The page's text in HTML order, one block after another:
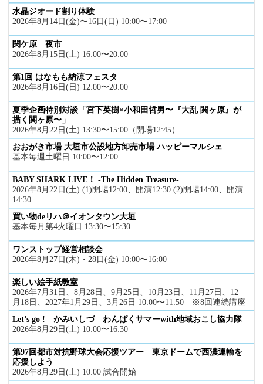
水晶ジオード割り体験
2026年8月14日(金)〜16日(日) 10:00〜17:00
関ケ原 夜市
2026年8月15日(土) 16:00〜20:00
第1回 はなもも納涼フェスタ
2026年8月16日(日) 12:00〜20:00
夏季企画特別対談「宮下英樹×小和田哲男〜『大乱 関ヶ原』が
描く関ヶ原〜」
2026年8月22日(土) 13:30〜15:00（開場12:45）
おおがき市場 大垣市公設地方卸売市場 ハッピーマルシェ
基本毎週土曜日 10:00〜12:00
BABY SHARK LIVE！ -The Hidden Treasure-
2026年8月22日(土) (1)開場12:00、開演12:30 (2)開場14:00、開演
14:30
買い物deリハ＠イオンタウン大垣
基本毎月第4火曜日 13:30〜15:30
ワンストップ経営相談会
2026年8月27日(木)・28日(金) 10:00〜16:00
楽しい絵手紙教室
2026年7月31日、8月28日、9月25日、10月23日、11月27日、12
月18日、2027年1月29日、3月26日 10:00〜11:50 ※8回連続講座
Let’s go ! かみいしづ わんぱくサマーwith地域おこし協力隊
2026年8月29日(土) 10:00〜16:30
第97回都市対抗野球大会応援ツアー 東京ドームで西濃運輸を
応援しよう
2026年8月29日(土) 10:00 試合開始